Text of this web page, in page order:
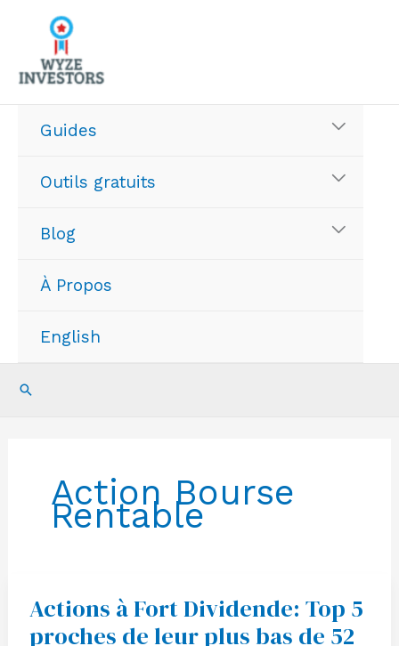
contenu
Guides
Outils gratuits
Blog
À Propos
English
Recherche
Action Bourse
Rentable
Actions à Fort Dividende: Top 5
proches de leur plus bas de 52
Actions
à
Fort